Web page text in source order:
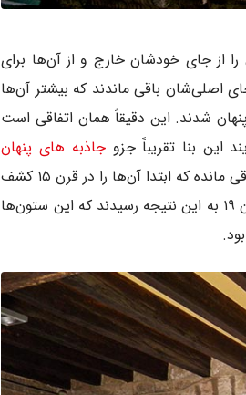
از جای خودشان خارج و از آن‌ها برای
اصلی‌شان باقی ماندند که بیشتر آن‌ها
شدند. این دقیقاً همان اتفاقی است
این بنا تقریباً جزوجاذبه های پنهان
به شمار می‌رود. متأسفانه از این معبد، فقط ۳ ستون آن باقی مانده که ابتدا آن‌ها را در قرن ۱۵ کشف
کردند؛ اما اطلاعی درمورد اصل و نسب آن نداشتند. تا اینکه در قرن ۱۹ به این نتیجه رسیدند که این ستون‌ها